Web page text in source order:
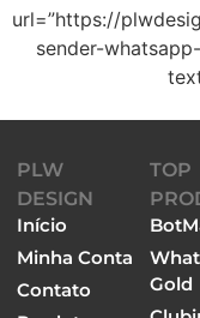
url=”https://
sender-
PLW
DESIGN
Início
Minha Conta
Contato
TOP
Gold